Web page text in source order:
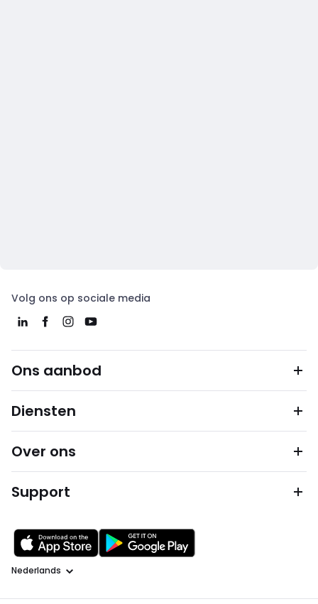
Volg ons op sociale media
Ons aanbod
Diensten
Over ons
Support
Taal